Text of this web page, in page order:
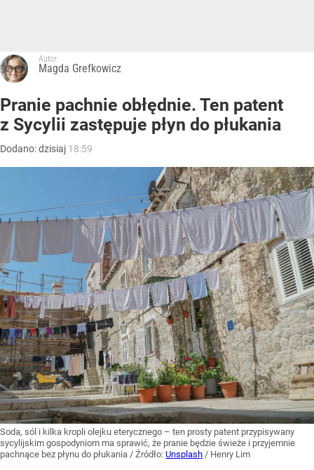
Autor:
Magda Grefkowicz
Pranie pachnie obłędnie. Ten patent
z Sycylii zastępuje płyn do płukania
Dodano:dzisiaj 18:59
Soda, sól i kilka kropli olejku eterycznego – ten prosty patent przypisywany
sycylijskim gospodyniom ma sprawić, że pranie będzie świeże i przyjemnie
pachnące bez płynu do płukania / Źródło: Unsplash / Henry Lim